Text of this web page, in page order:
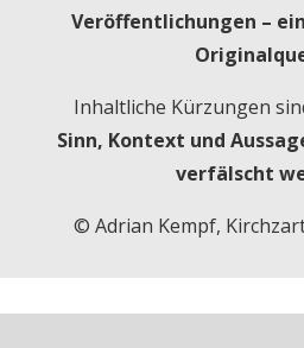
Veröffentlichungen –
Inhaltliche Kürzungen
Sinn, Kontext und
verfälscht
© Adrian Kempf,